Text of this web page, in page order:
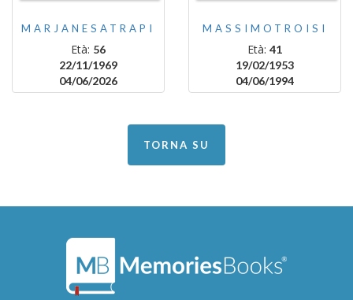
MARJANESATRAPI
Età: 56
22/11/1969
04/06/2026
MASSIMOTROISI
Età: 41
19/02/1953
04/06/1994
TORNA SU